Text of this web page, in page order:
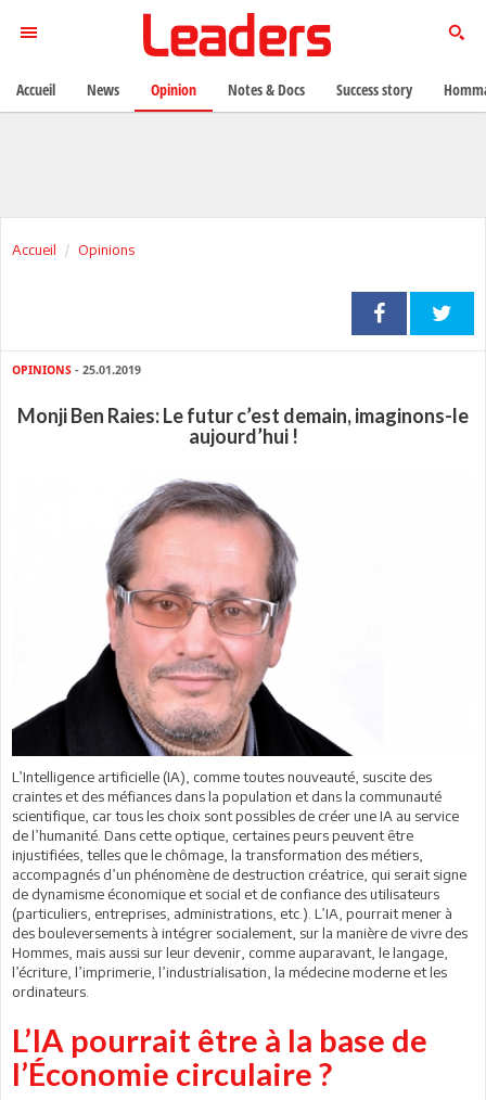
Accueil Opinions
OPINIONS - 25.01.2019
Monji Ben Raies: Le futur c’est demain, imaginons-le
aujourd’hui !
L’Intelligence artificielle (IA), comme toutes nouveauté, suscite des
craintes et des méfiances dans la population et dans la communauté
scientifique, car tous les choix sont possibles de créer une IA au service
de l’humanité. Dans cette optique, certaines peurs peuvent être
injustifiées, telles que le chômage, la transformation des métiers,
accompagnés d’un phénomène de destruction créatrice, qui serait signe
de dynamisme économique et social et de confiance des utilisateurs
(particuliers, entreprises, administrations, etc.). L’IA, pourrait mener à
des bouleversements à intégrer socialement, sur la manière de vivre des
Hommes, mais aussi sur leur devenir, comme auparavant, le langage,
l’écriture, l’imprimerie, l’industrialisation, la médecine moderne et les
ordinateurs.
L’IA pourrait être à la base de
l’Économie circulaire ?
Accueil News Opinion Notes & Docs Success story